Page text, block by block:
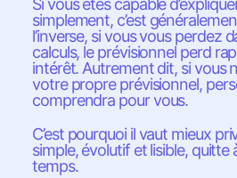
Si vous êtes capable
simplement, c’est
l’inverse, si vous vous perdez
calculs, le prévisionnel perd
intérêt. Autrement dit, si vous
votre propre prévisionnel,
comprendra pour vous.
C’est pourquoi il vaut mieux
simple, évolutif et lisible, quitte
temps.